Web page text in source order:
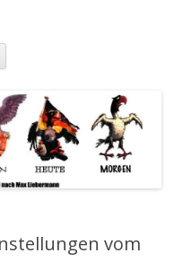
dieser unserer
Zum
springen
vom